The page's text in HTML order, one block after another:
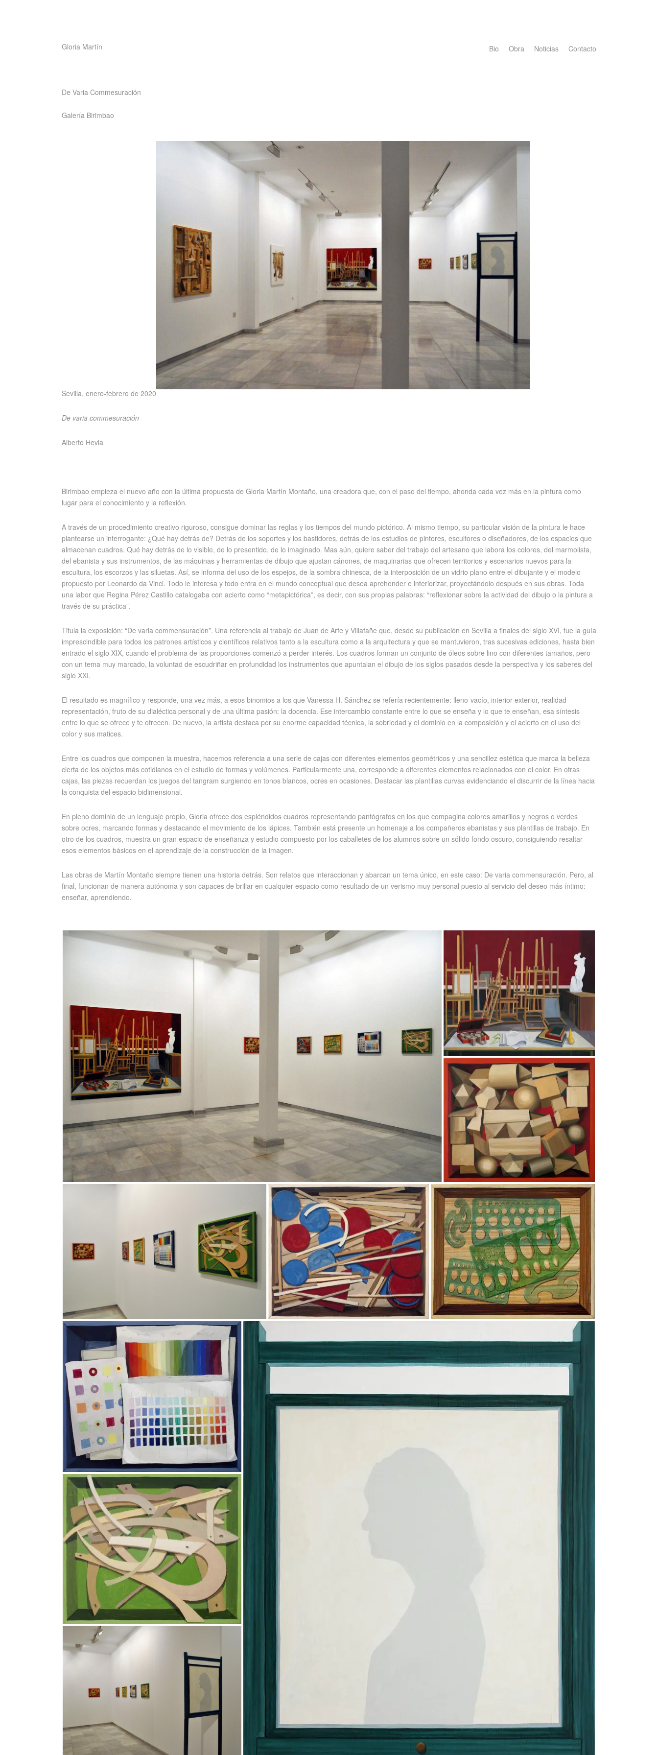
Saltar
Gloria Martín Bio Obra Noticias Contacto
De Varia Commesuración
Galería Birimbao
Sevilla, enero-febrero de 2020
De varia commesuración
Alberto Hevia
Birimbao empieza el nuevo año con la última propuesta de Gloria Martín Montaño, una creadora que, con el paso del tiempo, ahonda cada vez más en la pintura como
lugar para el conocimiento y la reflexión.
A través de un procedimiento creativo riguroso, consigue dominar las reglas y los tiempos del mundo pictórico. Al mismo tiempo, su particular visión de la pintura le hace
plantearse un interrogante: ¿Qué hay detrás de? Detrás de los soportes y los bastidores, detrás de los estudios de pintores, escultores o diseñadores, de los espacios que
almacenan cuadros. Qué hay detrás de lo visible, de lo presentido, de lo imaginado. Mas aún, quiere saber del trabajo del artesano que labora los colores, del marmolista,
del ebanista y sus instrumentos, de las máquinas y herramientas de dibujo que ajustan cánones, de maquinarias que ofrecen territorios y escenarios nuevos para la
escultura, los escorzos y las siluetas. Así, se informa del uso de los espejos, de la sombra chinesca, de la interposición de un vidrio plano entre el dibujante y el modelo
propuesto por Leonardo da Vinci. Todo le interesa y todo entra en el mundo conceptual que desea aprehender e interiorizar, proyectándolo después en sus obras. Toda
una labor que Regina Pérez Castillo catalogaba con acierto como “metapictórica”, es decir, con sus propias palabras: “reflexionar sobre la actividad del dibujo o la pintura a
través de su práctica”.
Titula la exposición: “De varia commensuración”. Una referencia al trabajo de Juan de Arfe y Villafañe que, desde su publicación en Sevilla a finales del siglo XVI, fue la guía
imprescindible para todos los patrones artísticos y científicos relativos tanto a la escultura como a la arquitectura y que se mantuvieron, tras sucesivas ediciones, hasta bien
entrado el siglo XIX, cuando el problema de las proporciones comenzó a perder interés. Los cuadros forman un conjunto de óleos sobre lino con diferentes tamaños, pero
con un tema muy marcado, la voluntad de escudriñar en profundidad los instrumentos que apuntalan el dibujo de los siglos pasados desde la perspectiva y los saberes del
siglo XXI.
El resultado es magnífico y responde, una vez más, a esos binomios a los que Vanessa H. Sánchez se refería recientemente: lleno-vacío, interior-exterior, realidad-
representación, fruto de su dialéctica personal y de una última pasión: la docencia. Ese intercambio constante entre lo que se enseña y lo que te enseñan, esa síntesis
entre lo que se ofrece y te ofrecen. De nuevo, la artista destaca por su enorme capacidad técnica, la sobriedad y el dominio en la composición y el acierto en el uso del
color y sus matices.
Entre los cuadros que componen la muestra, hacemos referencia a una serie de cajas con diferentes elementos geométricos y una sencillez estética que marca la belleza
cierta de los objetos más cotidianos en el estudio de formas y volúmenes. Particularmente una, corresponde a diferentes elementos relacionados con el color. En otras
cajas, las piezas recuerdan los juegos del tangram surgiendo en tonos blancos, ocres en ocasiones. Destacar las plantillas curvas evidenciando el discurrir de la línea hacia
la conquista del espacio bidimensional.
En pleno dominio de un lenguaje propio, Gloria ofrece dos espléndidos cuadros representando pantógrafos en los que compagina colores amarillos y negros o verdes
sobre ocres, marcando formas y destacando el movimiento de los lápices. También está presente un homenaje a los compañeros ebanistas y sus plantillas de trabajo. En
otro de los cuadros, muestra un gran espacio de enseñanza y estudio compuesto por los caballetes de los alumnos sobre un sólido fondo oscuro, consiguiendo resaltar
esos elementos básicos en el aprendizaje de la construcción de la imagen.
Las obras de Martín Montaño siempre tienen una historia detrás. Son relatos que interaccionan y abarcan un tema único, en este caso: De varia commensuración. Pero, al
final, funcionan de manera autónoma y son capaces de brillar en cualquier espacio como resultado de un verismo muy personal puesto al servicio del deseo más íntimo:
enseñar, aprendiendo.